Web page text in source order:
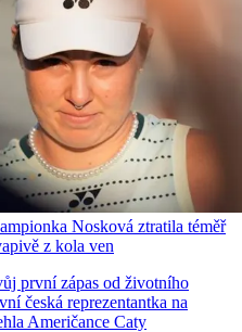
Nosková ztratila téměř
z kola ven
první zápas od životního
česká reprezentantka na
Američance Caty